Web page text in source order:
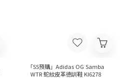
「SS預購」Adidas OG Samba
WTR 蛇紋皮革德訓鞋 KI6278